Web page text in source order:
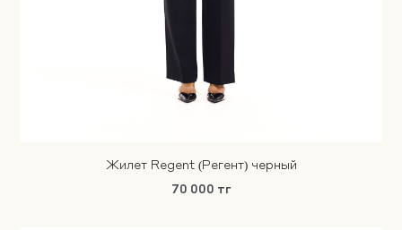
Жилет Regent (Регент) черный
70 000 тг